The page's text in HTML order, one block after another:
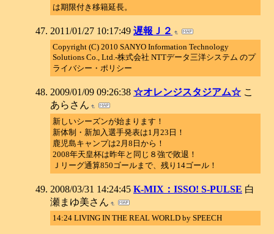
は期限付き移籍延長。
2011/01/27 10:17:49 遅報Ｊ２
Copyright (C) 2010 SANYO Information Technology
Solutions Co., Ltd.-株式会社 NTTデータ三洋システム のプ
ライバシー・ポリシー
2009/01/09 09:26:38 ☆オレンジスタジアム☆ こ
あらさん
新しいシーズンが始まります！
新体制・新加入選手発表は1月23日！
鹿児島キャンプは2月8日から！
2008年天皇杯は昨年と同じ８強で敗退！
Ｊリーグ通算850ゴールまで、残り14ゴール！
2008/03/31 14:24:45 K-MIX：ISSO! S-PULSE 白
瀬まゆ美さん
14:24 LIVING IN THE REAL WORLD by SPEECH